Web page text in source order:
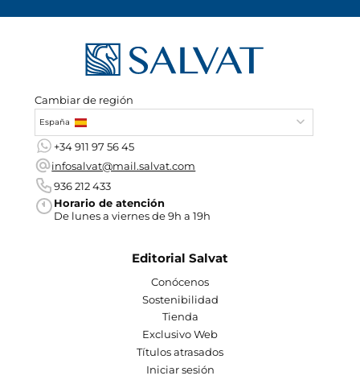
Cambiar de región
España
+34 911 97 56 45
infosalvat@mail.salvat.com
936 212 433
Horario de atención
De lunes a viernes de 9h a 19h
Editorial Salvat
Conócenos
Sostenibilidad
Tienda
Exclusivo Web
Títulos atrasados
Iniciar sesión